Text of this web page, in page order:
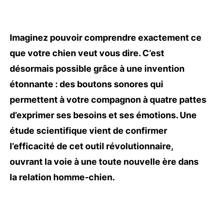
Imaginez pouvoir comprendre exactement ce
que votre chien veut vous dire. C’est
désormais possible grâce à une invention
étonnante : des boutons sonores qui
permettent à votre compagnon à quatre pattes
d’exprimer ses besoins et ses émotions. Une
étude scientifique vient de confirmer
l’efficacité de cet outil révolutionnaire,
ouvrant la voie à une toute nouvelle ère dans
la relation homme-chien.